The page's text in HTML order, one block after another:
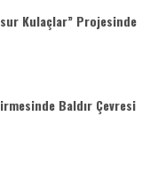
Kulaçlar” Projesinde
Baldır Çevresi